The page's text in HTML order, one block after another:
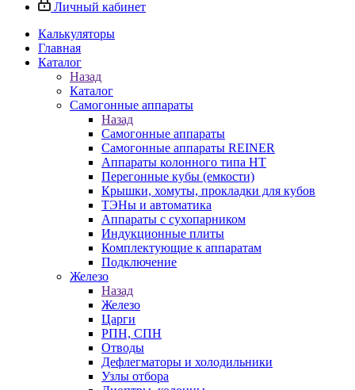
Личный кабинет
Калькуляторы
Главная
Каталог
Назад
Каталог
Самогонные аппараты
Назад
Самогонные аппараты
Самогонные аппараты REINER
Аппараты колонного типа НТ
Перегонные кубы (емкости)
Крышки, хомуты, прокладки для кубов
ТЭНы и автоматика
Аппараты с сухопарником
Индукционные плиты
Комплектующие к аппаратам
Подключение
Железо
Назад
Железо
Царги
РПН, СПН
Отводы
Дефлегматоры и холодильники
Узлы отбора